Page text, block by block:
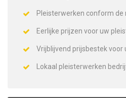
Pleisterwerken conform de
Eerlijke prijzen voor uw
Vrijblijvend prijsbestek voor
Lokaal pleisterwerken